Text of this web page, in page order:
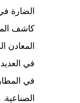
الضارة
كاشف
المعادن
في
في